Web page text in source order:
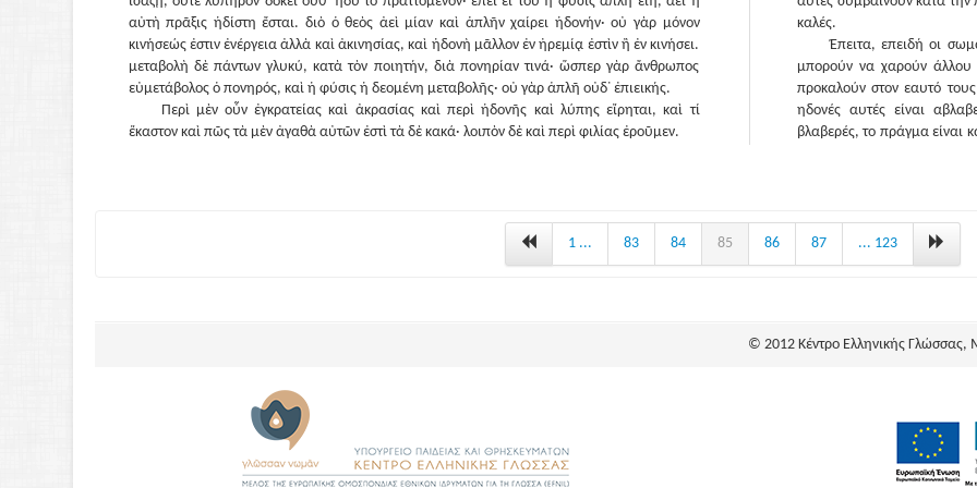
αὐτὴ πρᾶξις ἡδίστη ἔσται. διὸ ὁ θεὸς ἀεὶ μίαν καὶ ἁπλῆν χαίρει ἡδονήν· οὐ γὰρ μόνον
κινήσεώς ἐστιν ἐνέργεια ἀλλὰ καὶ ἀκινησίας, καὶ ἡδονὴ μᾶλλον ἐν ἠρεμίᾳ ἐστὶν ἢ ἐν κινήσει.
μεταβολὴ δὲ πάντων γλυκύ, κατὰ τὸν ποιητήν, διὰ πονηρίαν τινά· ὥσπερ γὰρ ἄνθρωπος
εὐμετάβολος ὁ πονηρός, καὶ ἡ φύσις ἡ δεομένη μεταβολῆς· οὐ γὰρ ἁπλῆ οὐδ᾽ ἐπιεικής.
Περὶ μὲν οὖν ἐγκρατείας καὶ ἀκρασίας καὶ περὶ ἡδονῆς καὶ λύπης εἴρηται, καὶ τί
ἕκαστον καὶ πῶς τὰ μὲν ἀγαθὰ αὐτῶν ἐστὶ τὰ δὲ κακά· λοιπὸν δὲ καὶ περὶ φιλίας ἐροῦμεν.
καλές.
Έπειτα, επειδή οι
μπορούν να χαρούν άλλου
προκαλούν στον εαυτό
ηδονές αυτές είναι
βλαβερές, το πράγμα είναι
όρασης, καθώς και η
λένε, το έχουμε πια
άνθρωποι, εξαιτίας της
βρίσκεται σε μια
Ηδονές που δεν
αυτές προέρχονται από
σύμπτωση. Ονομάζω
1 ... 83 84 85 86 87 ... 123
© 2012 Κέντρο Ελληνικής Γλώσσας,